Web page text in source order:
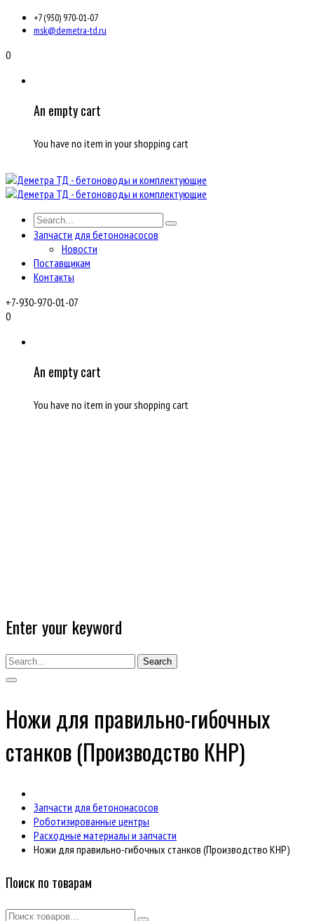
+7 (930) 970-01-07
msk@demetra-td.ru
0
An empty cart
You have no item in your shopping cart
Запчасти для бетононасосов
Новости
Поставщикам
Контакты
+7-930-970-01-07
0
An empty cart
You have no item in your shopping cart
Enter your keyword
Search
Ножи для правильно-гибочных
станков (Производство КНР)
Запчасти для бетононасосов
Роботизированные центры
Расходные материалы и запчасти
Ножи для правильно-гибочных станков (Производство КНР)
Поиск по товарам